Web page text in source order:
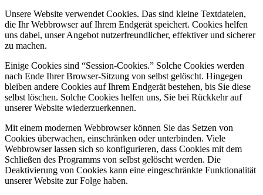
Unsere Website verwendet Cookies. Das sind kleine Textdateien,
die Ihr Webbrowser auf Ihrem Endgerät speichert. Cookies helfen
uns dabei, unser Angebot nutzerfreundlicher, effektiver und sicherer
zu machen.
Einige Cookies sind “Session-Cookies.” Solche Cookies werden
nach Ende Ihrer Browser-Sitzung von selbst gelöscht. Hingegen
bleiben andere Cookies auf Ihrem Endgerät bestehen, bis Sie diese
selbst löschen. Solche Cookies helfen uns, Sie bei Rückkehr auf
unserer Website wiederzuerkennen.
Mit einem modernen Webbrowser können Sie das Setzen von
Cookies überwachen, einschränken oder unterbinden. Viele
Webbrowser lassen sich so konfigurieren, dass Cookies mit dem
Schließen des Programms von selbst gelöscht werden. Die
Deaktivierung von Cookies kann eine eingeschränkte Funktionalität
unserer Website zur Folge haben.